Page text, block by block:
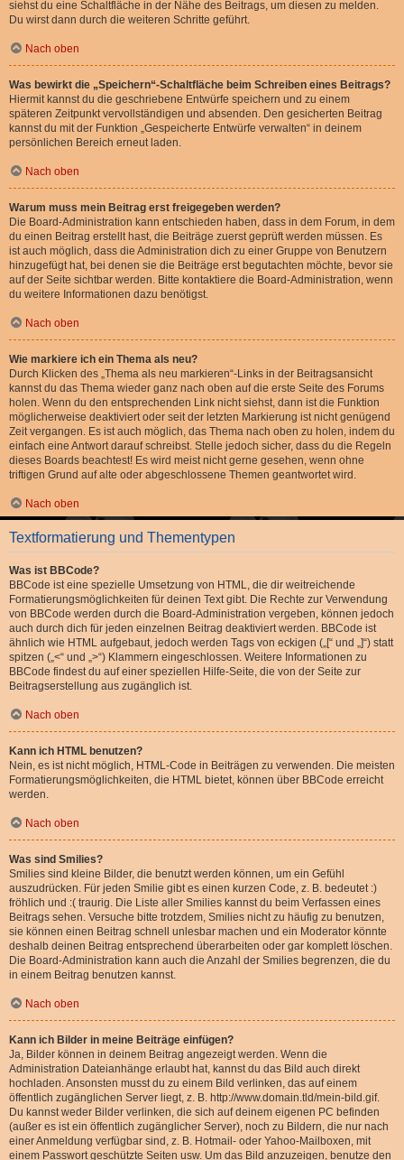
siehst du eine Schaltfläche in der Nähe des Beitrags, um diesen zu melden.
Du wirst dann durch die weiteren Schritte geführt.
Nach oben
Was bewirkt die „Speichern“-Schaltfläche beim Schreiben eines Beitrags?
Hiermit kannst du die geschriebene Entwürfe speichern und zu einem
späteren Zeitpunkt vervollständigen und absenden. Den gesicherten Beitrag
kannst du mit der Funktion „Gespeicherte Entwürfe verwalten“ in deinem
persönlichen Bereich erneut laden.
Nach oben
Warum muss mein Beitrag erst freigegeben werden?
Die Board-Administration kann entschieden haben, dass in dem Forum, in dem
du einen Beitrag erstellt hast, die Beiträge zuerst geprüft werden müssen. Es
ist auch möglich, dass die Administration dich zu einer Gruppe von Benutzern
hinzugefügt hat, bei denen sie die Beiträge erst begutachten möchte, bevor sie
auf der Seite sichtbar werden. Bitte kontaktiere die Board-Administration, wenn
du weitere Informationen dazu benötigst.
Nach oben
Wie markiere ich ein Thema als neu?
Durch Klicken des „Thema als neu markieren“-Links in der Beitragsansicht
kannst du das Thema wieder ganz nach oben auf die erste Seite des Forums
holen. Wenn du den entsprechenden Link nicht siehst, dann ist die Funktion
möglicherweise deaktiviert oder seit der letzten Markierung ist nicht genügend
Zeit vergangen. Es ist auch möglich, das Thema nach oben zu holen, indem du
einfach eine Antwort darauf schreibst. Stelle jedoch sicher, dass du die Regeln
dieses Boards beachtest! Es wird meist nicht gerne gesehen, wenn ohne
triftigen Grund auf alte oder abgeschlossene Themen geantwortet wird.
Nach oben
Textformatierung und Thementypen
Was ist BBCode?
BBCode ist eine spezielle Umsetzung von HTML, die dir weitreichende
Formatierungsmöglichkeiten für deinen Text gibt. Die Rechte zur Verwendung
von BBCode werden durch die Board-Administration vergeben, können jedoch
auch durch dich für jeden einzelnen Beitrag deaktiviert werden. BBCode ist
ähnlich wie HTML aufgebaut, jedoch werden Tags von eckigen („[“ und „]“) statt
spitzen („<“ und „>“) Klammern eingeschlossen. Weitere Informationen zu
BBCode findest du auf einer speziellen Hilfe-Seite, die von der Seite zur
Beitragserstellung aus zugänglich ist.
Nach oben
Kann ich HTML benutzen?
Nein, es ist nicht möglich, HTML-Code in Beiträgen zu verwenden. Die meisten
Formatierungsmöglichkeiten, die HTML bietet, können über BBCode erreicht
werden.
Nach oben
Was sind Smilies?
Smilies sind kleine Bilder, die benutzt werden können, um ein Gefühl
auszudrücken. Für jeden Smilie gibt es einen kurzen Code, z. B. bedeutet :)
fröhlich und :( traurig. Die Liste aller Smilies kannst du beim Verfassen eines
Beitrags sehen. Versuche bitte trotzdem, Smilies nicht zu häufig zu benutzen,
sie können einen Beitrag schnell unlesbar machen und ein Moderator könnte
deshalb deinen Beitrag entsprechend überarbeiten oder gar komplett löschen.
Die Board-Administration kann auch die Anzahl der Smilies begrenzen, die du
in einem Beitrag benutzen kannst.
Nach oben
Kann ich Bilder in meine Beiträge einfügen?
Ja, Bilder können in deinem Beitrag angezeigt werden. Wenn die
Administration Dateianhänge erlaubt hat, kannst du das Bild auch direkt
hochladen. Ansonsten musst du zu einem Bild verlinken, das auf einem
öffentlich zugänglichen Server liegt, z. B. http://www.domain.tld/mein-bild.gif.
Du kannst weder Bilder verlinken, die sich auf deinem eigenen PC befinden
(außer es ist ein öffentlich zugänglicher Server), noch zu Bildern, die nur nach
einer Anmeldung verfügbar sind, z. B. Hotmail- oder Yahoo-Mailboxen, mit
einem Passwort geschützte Seiten usw. Um das Bild anzuzeigen, benutze den